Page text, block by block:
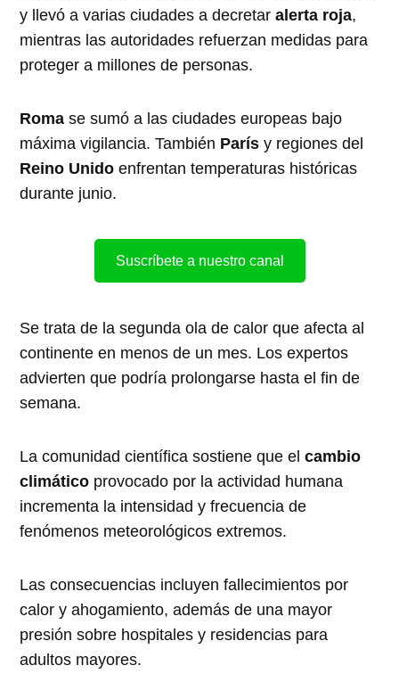
y llevó a varias ciudades a decretaralerta roja,
mientras las autoridades refuerzan medidas para
proteger a millones de personas.
Roma se sumó a las ciudades europeas bajo
máxima vigilancia. También París y regiones del
Reino Unido enfrentan temperaturas históricas
durante junio.
Suscríbete a nuestro canal
Se trata de la segunda ola de calor que afecta al
continente en menos de un mes. Los expertos
advierten que podría prolongarse hasta el fin de
semana.
La comunidad científica sostiene que elcambio
climático provocado por la actividad humana
incrementa la intensidad y frecuencia de
fenómenos meteorológicos extremos.
Las consecuencias incluyen fallecimientos por
calor y ahogamiento, además de una mayor
presión sobre hospitales y residencias para
adultos mayores.